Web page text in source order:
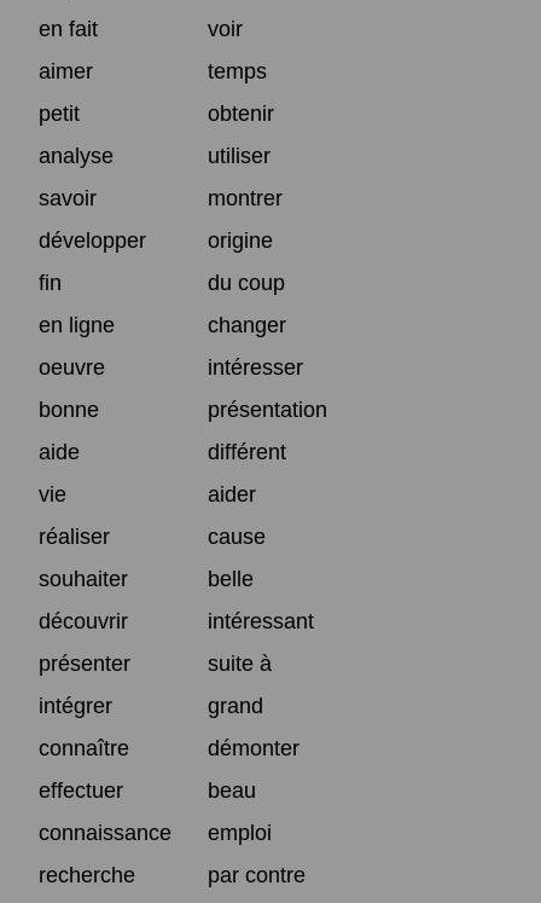
en fait
voir
aimer
temps
petit
obtenir
analyse
utiliser
savoir
montrer
développer
origine
fin
du coup
en ligne
changer
oeuvre
intéresser
bonne
présentation
aide
différent
vie
aider
réaliser
cause
souhaiter
belle
découvrir
intéressant
présenter
suite à
intégrer
grand
connaître
démonter
effectuer
beau
connaissance
emploi
recherche
par contre